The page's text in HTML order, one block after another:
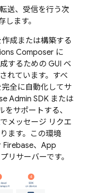
送、受信を行う次
ます。
成または構築する
Composer に
するための GUI ベ
れています。すべ
完全に自動化してサ
Admin SDK または
サポートする、
でメッセージ リクエ
ます。この環境
、 App
リサーバーです。